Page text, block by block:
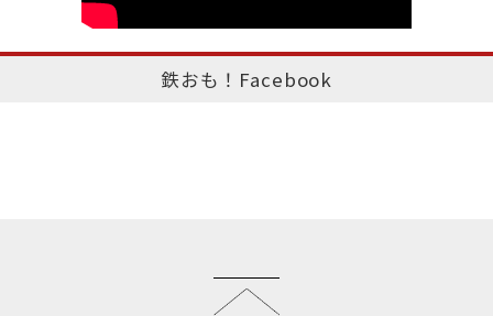
鉄おも！Facebook